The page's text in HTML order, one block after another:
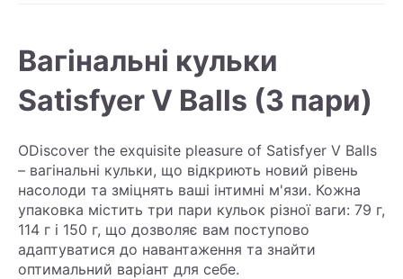
Вагінальні кульки
Satisfyer V Balls (3 пари)
ОDiscover the exquisite pleasure of Satisfyer V Balls
– вагінальні кульки, що відкриють новий рівень
насолоди та зміцнять ваші інтимні м'язи. Кожна
упаковка містить три пари кульок різної ваги: 79 г,
114 г і 150 г, що дозволяє вам поступово
адаптуватися до навантаження та знайти
оптимальний варіант для себе.